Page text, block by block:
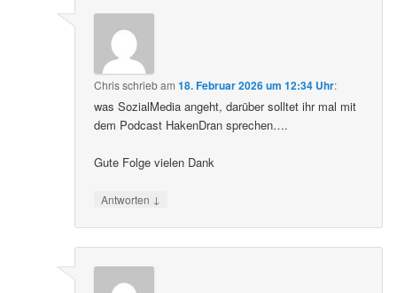
Chrisschriebam18. Februar 2026 um 12:34 Uhr:
was SozialMedia angeht, darüber solltet ihr mal mit
dem Podcast HakenDran sprechen….
Gute Folge vielen Dank
Antworten ↓